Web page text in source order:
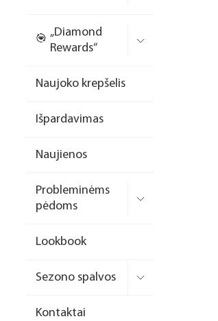
formelės/priedai
Dildės
Įrankiai
Laufwunder pėdų priežiūra
priemonės
„Diamond
Rewards“
Naujoko krepšelis
Išpardavimas
Naujienos
Probleminėms
pėdoms
Lookbook
Sezono spalvos
Kontaktai